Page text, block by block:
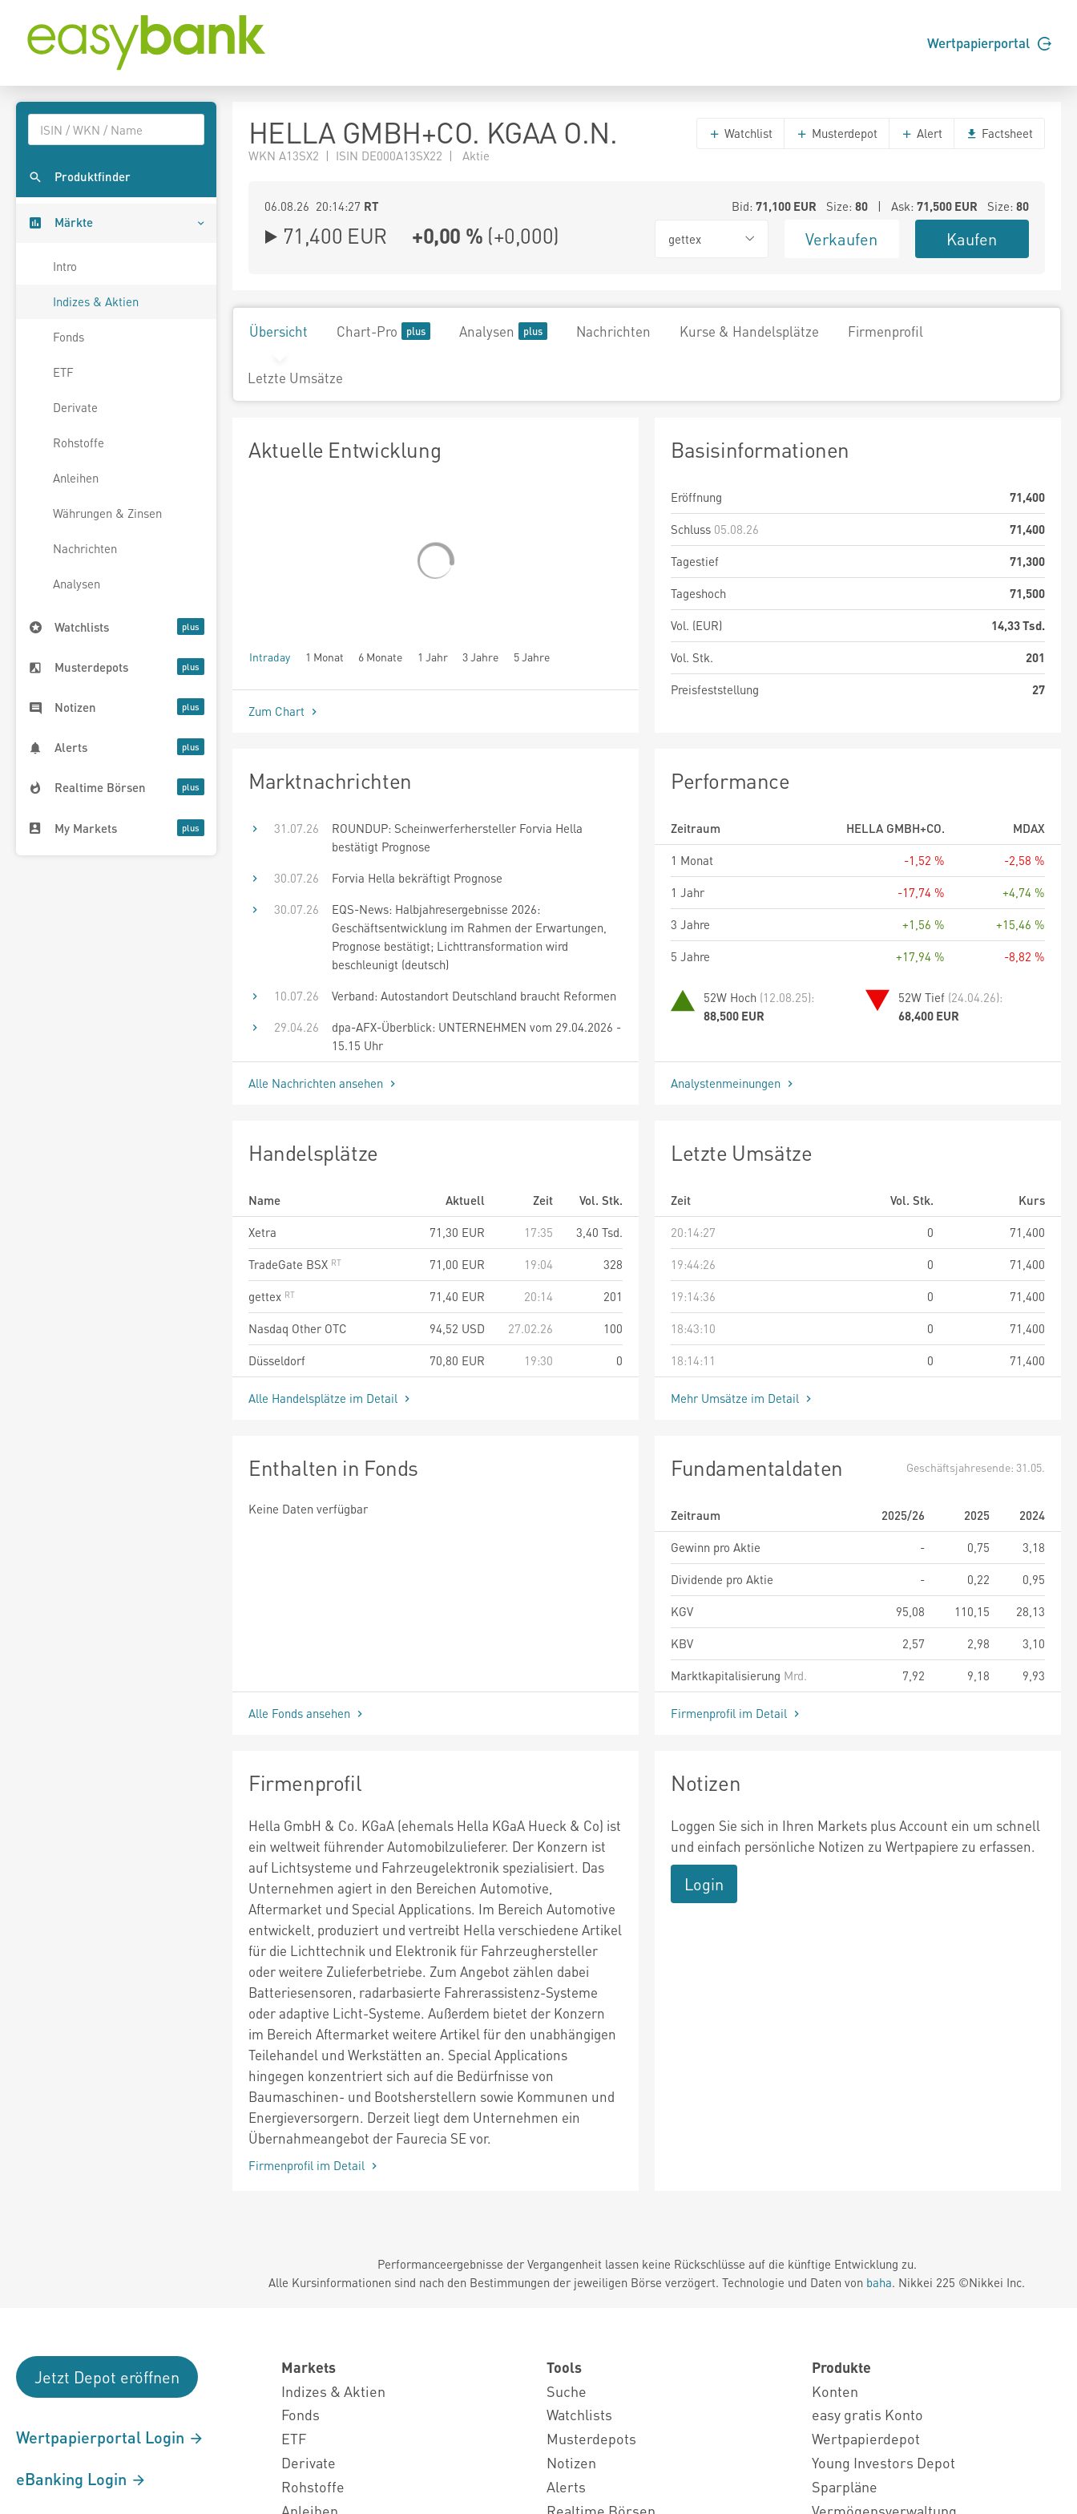
Wertpapierportal
Produktfinder
Märkte
Intro
Indizes & Aktien
Fonds
ETF
Derivate
Rohstoffe
Anleihen
Währungen & Zinsen
Nachrichten
Analysen
Watchlists
Musterdepots
Notizen
Alerts
Realtime Börsen
My Markets
HELLA GMBH+CO. KGAA O.N.
WKN A13SX2 | ISIN DE000A13SX22 | Aktie
Watchlist Musterdepot Alert Factsheet
06.08.26 20:14:27 RT Bid: 71,100EUR Size: 80| Ask: 71,500EUR Size: 80
71,400 EUR +0,00 % (+0,000) gettex Verkaufen Kaufen
Übersicht Chart-Pro Analysen Nachrichten Kurse & Handelsplätze Firmenprofil
Letzte Umsätze
Aktuelle Entwicklung
Intraday 1 Monat 6 Monate 1 Jahr 3 Jahre 5 Jahre
seit Beginn
Zum Chart
Basisinformationen
Eröffnung
71,400
Schluss 05.08.26
71,400
Tagestief
71,300
Tageshoch
71,500
Vol. (EUR)
14,33 Tsd.
Vol. Stk.
201
Preisfeststellung
27
Marktnachrichten
31.07.26
ROUNDUP: Scheinwerferhersteller Forvia Hella
bestätigt Prognose
30.07.26
Forvia Hella bekräftigt Prognose
30.07.26
EQS-News: Halbjahresergebnisse 2026:
Geschäftsentwicklung im Rahmen der Erwartungen,
Prognose bestätigt; Lichttransformation wird
beschleunigt (deutsch)
10.07.26
Verband: Autostandort Deutschland braucht Reformen
29.04.26
dpa-AFX-Überblick: UNTERNEHMEN vom 29.04.2026 -
15.15 Uhr
Alle Nachrichten ansehen
Performance
Zeitraum HELLA GMBH+CO.
MDAX
1 Monat
-1,52 %
-2,58 %
1 Jahr
-17,74 %
+4,74 %
3 Jahre
+1,56 %
+15,46 %
5 Jahre
+17,94 % -8,82 %
52W Hoch (12.08.25):
88,500 EUR
52W Tief (24.04.26):
68,400 EUR
Analystenmeinungen
Handelsplätze
Name Aktuell Zeit
Vol. Stk.
Xetra
71,30 EUR 17:35
3,40 Tsd.
TradeGate BSX
71,00 EUR 19:04
328
gettex
71,40 EUR 20:14
201
Nasdaq Other OTC
94,52 USD 27.02.26
100
Düsseldorf
70,80 EUR 19:30 0
Alle Handelsplätze im Detail
Letzte Umsätze
Zeit Vol. Stk.
Kurs
20:14:27
0
71,400
19:44:26
0
71,400
19:14:36
0
71,400
18:43:10
0
71,400
18:14:11
0 71,400
Mehr Umsätze im Detail
Enthalten in Fonds
Keine Daten verfügbar
Alle Fonds ansehen
Fundamentaldaten Geschäftsjahresende: 31.05.
Zeitraum 2025/26 2025
2024
Gewinn pro Aktie
- 0,75
3,18
Dividende pro Aktie
- 0,22
0,95
KGV
95,08 110,15
28,13
KBV
2,57 2,98
3,10
Marktkapitalisierung Mrd. 7,92 9,18 9,93
Firmenprofil im Detail
Firmenprofil
Hella GmbH & Co. KGaA (ehemals Hella KGaA Hueck & Co) ist
ein weltweit führender Automobilzulieferer. Der Konzern ist
auf Lichtsysteme und Fahrzeugelektronik spezialisiert. Das
Unternehmen agiert in den Bereichen Automotive,
Aftermarket und Special Applications. Im Bereich Automotive
entwickelt, produziert und vertreibt Hella verschiedene Artikel
für die Lichttechnik und Elektronik für Fahrzeughersteller
oder weitere Zulieferbetriebe. Zum Angebot zählen dabei
Batteriesensoren, radarbasierte Fahrerassistenz-Systeme
oder adaptive Licht-Systeme. Außerdem bietet der Konzern
im Bereich Aftermarket weitere Artikel für den unabhängigen
Teilehandel und Werkstätten an. Special Applications
hingegen konzentriert sich auf die Bedürfnisse von
Baumaschinen- und Bootsherstellern sowie Kommunen und
Energieversorgern. Derzeit liegt dem Unternehmen ein
Übernahmeangebot der Faurecia SE vor.
Firmenprofil im Detail
Notizen
Loggen Sie sich in Ihren Markets plus Account ein um schnell
und einfach persönliche Notizen zu Wertpapiere zu erfassen.
Login
Performanceergebnisse der Vergangenheit lassen keine Rückschlüsse auf die künftige Entwicklung zu.
Alle Kursinformationen sind nach den Bestimmungen der jeweiligen Börse verzögert. Technologie und Daten von baha. Nikkei 225 ©Nikkei Inc.
Jetzt Depot eröffnen
Wertpapierportal Login
eBanking Login
Markets
Indizes & Aktien
Fonds
ETF
Derivate
Rohstoffe
Anleihen
Tools
Suche
Watchlists
Musterdepots
Notizen
Alerts
Realtime Börsen
Produkte
Konten
easy gratis Konto
Wertpapierdepot
Young Investors Depot
Sparpläne
Vermögensverwaltung